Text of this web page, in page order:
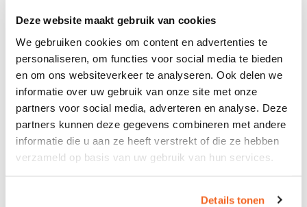
Deze website maakt gebruik van cookies
We gebruiken cookies om content en advertenties te
personaliseren, om functies voor social media te bieden
en om ons websiteverkeer te analyseren. Ook delen we
informatie over uw gebruik van onze site met onze
partners voor social media, adverteren en analyse. Deze
partners kunnen deze gegevens combineren met andere
informatie die u aan ze heeft verstrekt of die ze hebben
verzameld op basis van uw gebruik van hun services.
Details tonen
Omschrijving
Gebruikt ahorn Ahrend 500 bureau 180x90cm-
Fabrikant: Ahrend - Type: 500 - In hoogte
verstelbaar - Melamine blad - Metalen C-poot
Kleuren- Kleur blad: ahorn - Kleur onderstel:
zilvergrijs Afmetingen- Breedte: 180cm - Diepte:
90cm - Min. hoogte: 62cm - Max. hoogte: 90cm